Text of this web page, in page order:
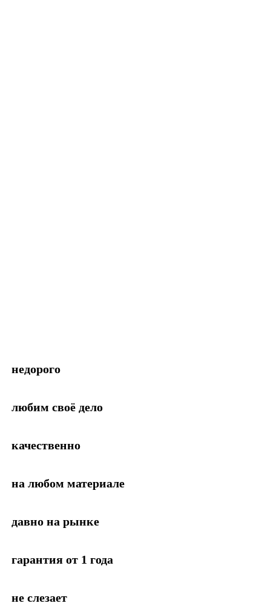
недорого
любим своё дело
качественно
на любом материале
давно на рынке
гарантия от 1 года
не слезает